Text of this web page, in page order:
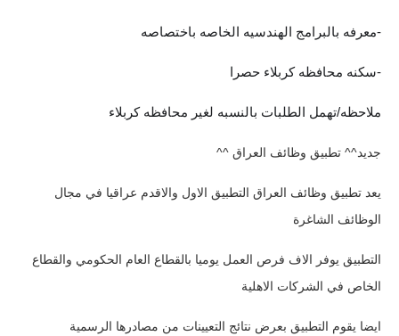
قطع الاراضي
الاخبار السياسية
الاخبار الاقتصادية
المدارس
-معرفه بالبرامج الهندسيه الخاصه باختصاصه
-سكنه محافظه كربلاء حصرا
ملاحظه/تهمل الطلبات بالنسبه لغير محافظه كربلاء
جديد^^ تطبيق وظائف العراق ^^
يعد تطبيق وظائف العراق التطبيق الاول والاقدم عراقيا في مجال
الوظائف الشاغرة
التطبيق يوفر الاف فرص العمل يوميا بالقطاع العام الحكومي والقطاع
الخاص في الشركات الاهلية
ايضا يقوم التطبيق بعرض نتائج التعيينات من مصادرها الرسمية